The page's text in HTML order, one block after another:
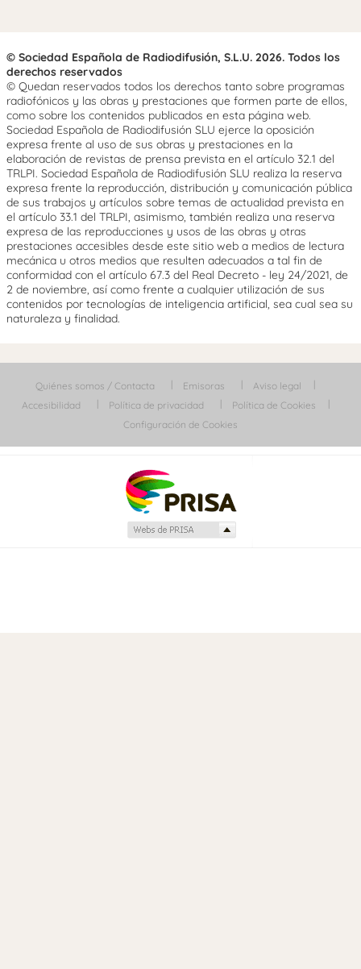
© Sociedad Española de Radiodifusión, S.L.U. 2026. Todos los
derechos reservados
© Quedan reservados todos los derechos tanto sobre programas
radiofónicos y las obras y prestaciones que formen parte de ellos,
como sobre los contenidos publicados en esta página web.
Sociedad Española de Radiodifusión SLU ejerce la oposición
expresa frente al uso de sus obras y prestaciones en la
elaboración de revistas de prensa prevista en el artículo 32.1 del
TRLPI. Sociedad Española de Radiodifusión SLU realiza la reserva
expresa frente la reproducción, distribución y comunicación pública
de sus trabajos y artículos sobre temas de actualidad prevista en
el artículo 33.1 del TRLPI, asimismo, también realiza una reserva
expresa de las reproducciones y usos de las obras y otras
prestaciones accesibles desde este sitio web a medios de lectura
mecánica u otros medios que resulten adecuados a tal fin de
conformidad con el artículo 67.3 del Real Decreto - ley 24/2021, de
2 de noviembre, así como frente a cualquier utilización de sus
contenidos por tecnologías de inteligencia artificial, sea cual sea su
naturaleza y finalidad.
Quiénes somos / Contacta Emisoras
Aviso legal
Accesibilidad
Política de privacidad
Política de Cookies
Configuración de Cookies